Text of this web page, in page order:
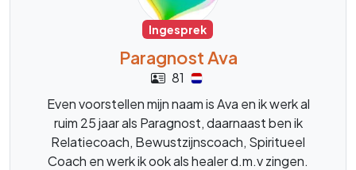
Ingesprek
Paragnost Ava
81
Even voorstellen mijn naam is Ava en ik werk al
ruim 25 jaar als Paragnost, daarnaast ben ik
Relatiecoach, Bewustzijnscoach, Spiritueel
Coach en werk ik ook als healer d.m.v zingen.